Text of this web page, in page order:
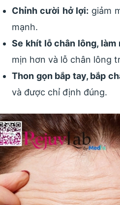
Chỉnh cười hở lợi: giảm
mạnh.
Se khít lỗ chân lông, làm
mịn hơn và lỗ chân lông
Thon gọn bắp tay, bắp
và được chỉ định đúng.